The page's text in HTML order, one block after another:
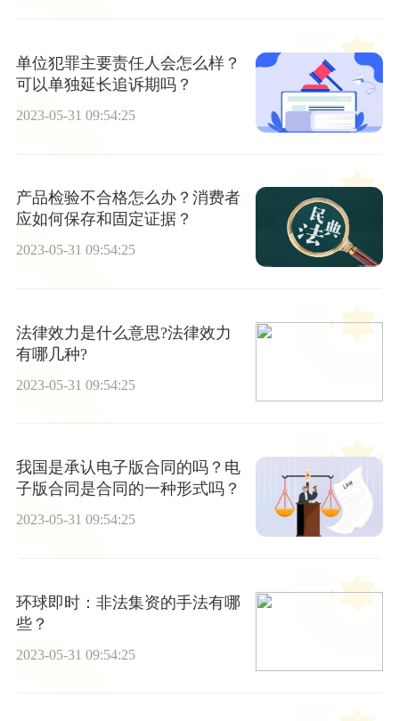
单位犯罪主要责任人会怎么样？
可以单独延长追诉期吗？
2023-05-31 09:54:25
产品检验不合格怎么办？消费者
应如何保存和固定证据？
2023-05-31 09:54:25
法律效力是什么意思?法律效力
有哪几种?
2023-05-31 09:54:25
我国是承认电子版合同的吗？电
子版合同是合同的一种形式吗？
2023-05-31 09:54:25
环球即时：非法集资的手法有哪
些？
2023-05-31 09:54:25